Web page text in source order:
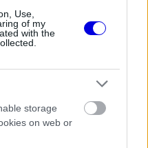
Use,
of my
with the
storage
on web or
kihunytak a fények
előtt